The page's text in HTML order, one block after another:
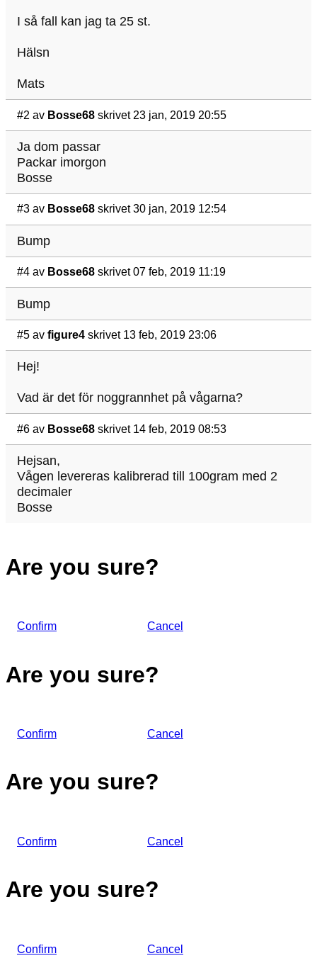
I så fall kan jag ta 25 st.
Hälsn
Mats
#2 av Bosse68 skrivet 23 jan, 2019 20:55
Ja dom passar
Packar imorgon
Bosse
#3 av Bosse68 skrivet 30 jan, 2019 12:54
Bump
#4 av Bosse68 skrivet 07 feb, 2019 11:19
Bump
#5 av figure4 skrivet 13 feb, 2019 23:06
Hej!
Vad är det för noggrannhet på vågarna?
#6 av Bosse68 skrivet 14 feb, 2019 08:53
Hejsan,
Vågen levereras kalibrerad till 100gram med 2
decimaler
Bosse
Are you sure?
Confirm Cancel
Are you sure?
Confirm Cancel
Are you sure?
Confirm Cancel
Are you sure?
Confirm Cancel